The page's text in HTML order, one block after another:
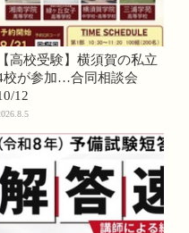
【高校受験】横須賀の私立
校が参加…合同相談会
12